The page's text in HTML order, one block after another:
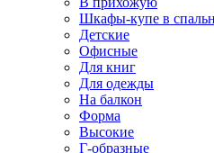
Шкафы-купе в
Детские
Офисные
Для книг
Для одежды
На балкон
Форма
Высокие
Г-образные